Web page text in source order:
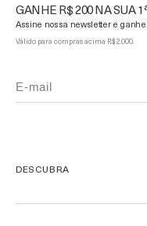
GANHE R$ 200 NA SUA
Assine nossa newsletter e ganhe
Válido para compras acima R$ 2.000.
DESCUBRA